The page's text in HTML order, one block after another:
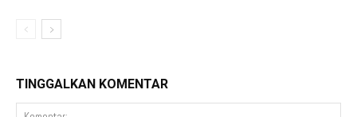
TINGGALKAN KOMENTAR